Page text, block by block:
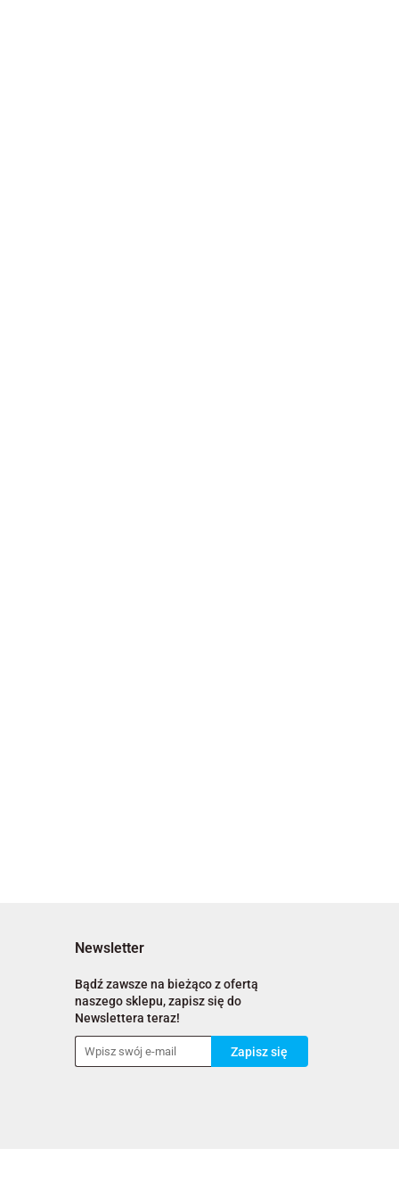
Newsletter
Bądź zawsze na bieżąco z ofertą
naszego sklepu, zapisz się do
Newslettera teraz!